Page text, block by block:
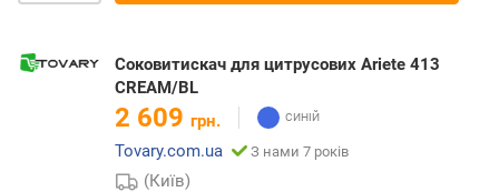
Соковитискач для цитрусових Ariete 413
CREAM/BL
2 609 грн.
Tovary.com.ua
З нами 7 років
(Київ)